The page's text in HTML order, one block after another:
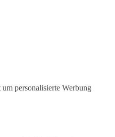
personalisierte Werbung